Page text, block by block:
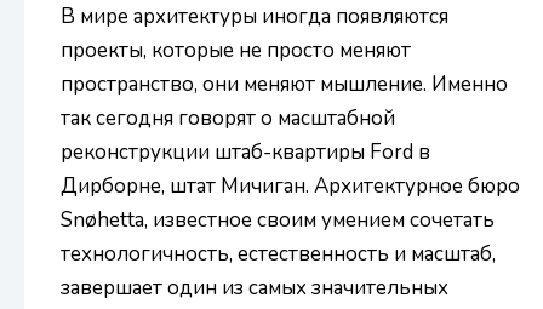
В мире архитектуры иногда появляются
проекты, которые не просто меняют
пространство, они меняют мышление. Именно
так сегодня говорят о масштабной
реконструкции штаб-квартиры Ford в
Дирборне, штат Мичиган. Архитектурное бюро
Snøhetta, известное своим умением сочетать
технологичность, естественность и масштаб,
завершает один из самых значительных